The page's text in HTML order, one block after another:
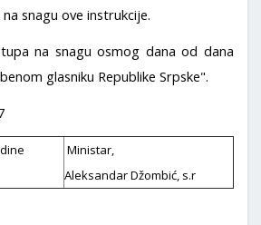
snagu ove instrukcije.
na snagu osmog dana od dana
glasniku Republike Srpske".
Ministar,
Aleksandar Džombić, s.r